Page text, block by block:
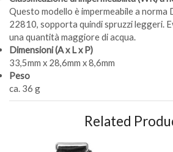
Questo modello è impermeabile a norma
22810, sopporta quindi spruzzi leggeri.
una quantità maggiore di acqua.
Dimensioni (A x L x P)
33,5mm x 28,6mm x 8,6mm
Peso
ca. 36 g
Related